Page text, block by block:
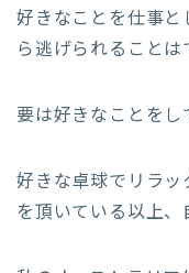
好きなことを仕事
ら逃げられることは
要は好きなことをし
好きな卓球でリラ
を頂いている以上、